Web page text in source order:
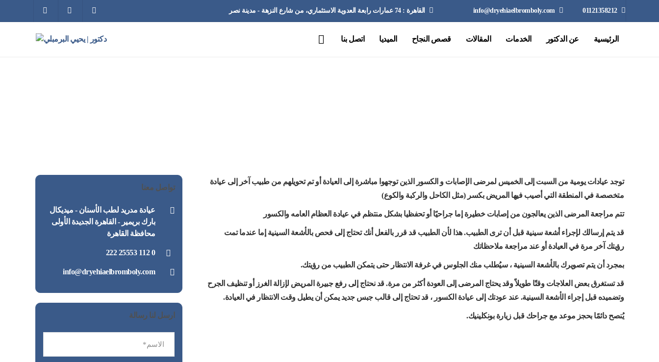
01121358212
info@dryehiaelbromboly.com القاهرة : 74 عمارات رابعة العدوية الاستثماري، من شارع النزهة - مدينة نصر
الرئيسية عن الدكتور الخدمات المقالات قصص النجاح الميديا اتصل بنا
توجد عيادات يومية من السبت إلى الخميس لمرضى الإصابات و الكسور الذين توجهوا مباشرة إلى العيادة أو تم تحويلهم من طبيب آخر إلى عيادة
متخصصة في المنطقة التي أصيب فيها المريض بكسر (مثل الكاحل والركبة والكوع)
تتم مراجعة المرضى الذين يعالجون من إصابات خطيرة إما جراحيًا أو تحفظيا بشكل منتظم في عيادة العظام العامه والكسور
قد يتم إرسالك لإجراء أشعة سينية قبل أن ترى الطبيب. هذا لأن الطبيب قد قرر بالفعل أنك تحتاج إلى فحص بالأشعة السينية إما عندما تمت
رؤيتك آخر مرة في العيادة أو عند مراجعة ملاحظاتك
بمجرد أن يتم تصويرك بالأشعة السينية ، سيُطلب منك الجلوس في غرفة الانتظار حتى يتمكن الطبيب من رؤيتك.
قد تستغرق بعض العلاجات وقتًا طويلاً وقد يحتاج المرضى إلى العودة أكثر من مرة. قد نحتاج إلى رفع جبيرة المريض لإزالة الغرز أو تنظيف الجرح
وتضميده قبل إجراء الأشعة السينية. عند عودتك إلى عيادة الكسور ، قد تحتاج إلى قالب جبس جديد يمكن أن يطيل وقت الانتظار في العيادة.
يُنصح دائمًا بحجز موعد مع جراحك قبل زيارة بونكلينيك.
تواصل معنا
‏عيادة مدريد لطب الأسنان - ميديكال
بارك بريمير - القاهرة الجديدة الأولى
محافظة القاهرة
0 112 25553 222
info@dryehiaelbromboly.com
ارسل لنا رسالة